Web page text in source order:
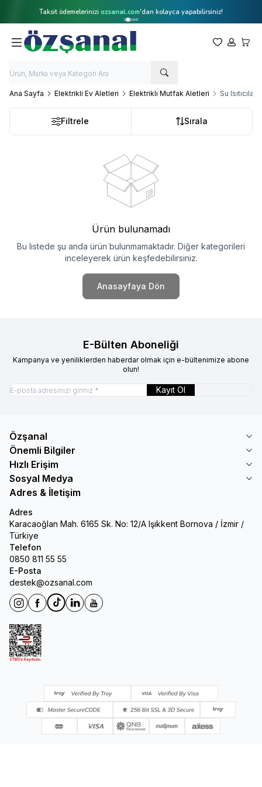
Taksit ödemelerinizi ozsanal.com'dan kolayca yapabilirsiniz!
Favorilerim
Hesabım
Ana Sayfa Elektrikli Ev Aletleri Elektrikli Mutfak Aletleri Su Isıtıcılar
Filtrele Sırala
Ürün bulunamadı
Bu listede şu anda ürün bulunmamaktadır. Diğer kategorileri
inceleyerek ürün keşfedebilirsiniz.
Anasayfaya Dön
E-Bülten Aboneliği
Kampanya ve yeniliklerden haberdar olmak için e-bültenimize abone
olun!
Kayıt Ol
Özşanal
Önemli Bilgiler
Hızlı Erişim
Sosyal Medya
Adres & İletişim
Adres
Karacaoğlan Mah. 6165 Sk. No: 12/A Işıkkent Bornova / İzmir /
Türkiye
Telefon
0850 811 55 55
E-Posta
destek@ozsanal.com
InstagramFacebook
TiktokLinkedinYoutube